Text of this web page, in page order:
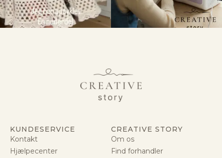
KUNDESERVICE
Kontakt
Hjælpecenter
CREATIVE STORY
Om os
Find forhandler